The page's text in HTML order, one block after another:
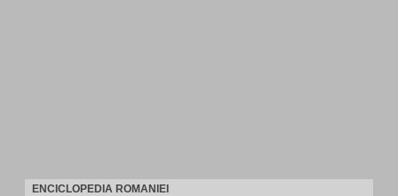
ENCICLOPEDIA ROMANIEI